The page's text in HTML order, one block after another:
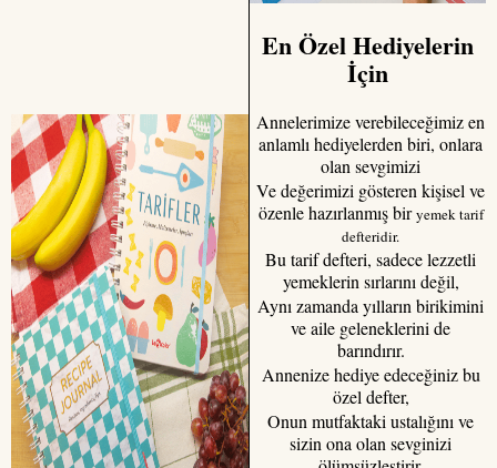
En Özel Hediyelerin
İçin
Annelerimize verebileceğimiz en
anlamlı hediyelerden biri, onlara
olan sevgimizi
Ve değerimizi gösteren kişisel ve
özenle hazırlanmış biryemek tarif
defteridir.
Bu tarif defteri, sadece lezzetli
yemeklerin sırlarını değil,
Aynı zamanda yılların birikimini
ve aile geleneklerini de
barındırır.
Annenize hediye edeceğiniz bu
özel defter,
Onun mutfaktaki ustalığını ve
sizin ona olan sevginizi